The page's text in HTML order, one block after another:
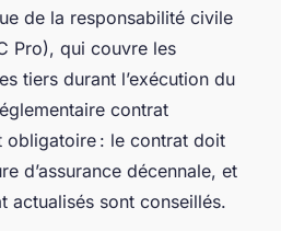
de la responsabilité civile
Pro), qui couvre les
tiers durant l’exécution du
contrat
obligatoire : le contrat doit
d’assurance décennale, et
actualisés sont conseillés.